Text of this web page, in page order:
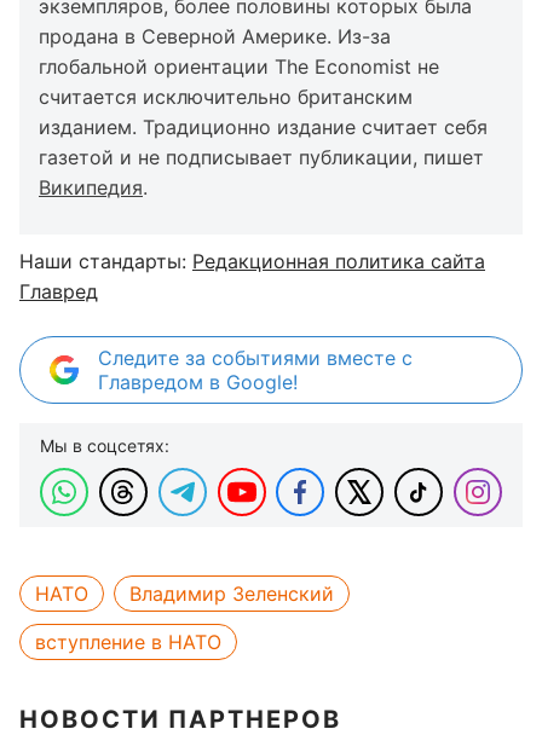
экземпляров, более половины которых была
продана в Северной Америке. Из-за
глобальной ориентации The Economist не
считается исключительно британским
изданием. Традиционно издание считает себя
газетой и не подписывает публикации, пишет
Википедия.
Наши стандарты: Редакционная политика сайта
Главред
Следите за событиями вместе с
Главредом в Google!
Мы в соцсетях:
НАТО
Владимир Зеленский
вступление в НАТО
НОВОСТИ ПАРТНЕРОВ